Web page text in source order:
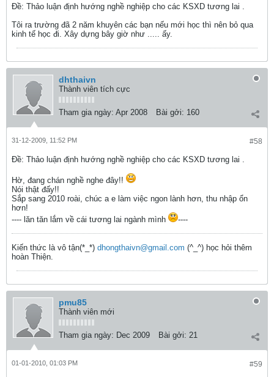
Ðề: Thảo luận định hướng nghề nghiệp cho các KSXD tương lai .
Tôi ra trường đã 2 năm khuyên các bạn nếu mới học thì nên bỏ qua
kinh tế học đi. Xây dựng bây giờ như ..... ấy.
dhthaivn
Thành viên tích cực
Tham gia ngày: Apr 2008 Bài gởi: 160
#58
31-12-2009, 11:52 PM
Ðề: Thảo luận định hướng nghề nghiệp cho các KSXD tương lai .
Hờ, đang chán nghề nghe đây!!
Nói thật đấy!!
Sắp sang 2010 roài, chúc a e làm việc ngon lành hơn, thu nhập ổn
hơn!
---- lăn tăn lắm về cái tương lai ngành mình
----
Kiến thức là vô tận(*_*) dhongthaivn@gmail.com (^_^) học hỏi thêm
hoàn Thiện.
pmu85
Thành viên mới
Tham gia ngày: Dec 2009 Bài gởi: 21
#59
01-01-2010, 01:03 PM